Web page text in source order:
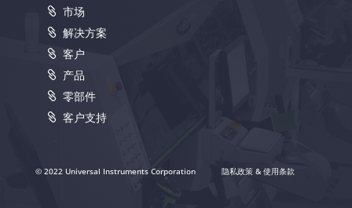
市场
解决方案
客户
产品
零部件
客户支持
© 2022 Universal Instruments Corporation 隐私政策 & 使用条款